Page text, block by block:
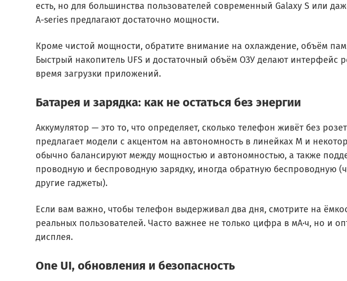
есть, но для большинства пользователей современный Galaxy S или
A-series предлагают достаточно мощности.
Кроме чистой мощности, обратите внимание на охлаждение, объём
Быстрый накопитель UFS и достаточный объём ОЗУ делают интерфейс
время загрузки приложений.
Батарея и зарядка: как не остаться без энергии
Аккумулятор — это то, что определяет, сколько телефон живёт без
предлагает модели с акцентом на автономность в линейках M и
обычно балансируют между мощностью и автономностью, а также
проводную и беспроводную зарядку, иногда обратную беспроводную
другие гаджеты).
Если вам важно, чтобы телефон выдерживал два дня, смотрите на
реальных пользователей. Часто важнее не только цифра в мА·ч, но и
дисплея.
One UI, обновления и безопасность